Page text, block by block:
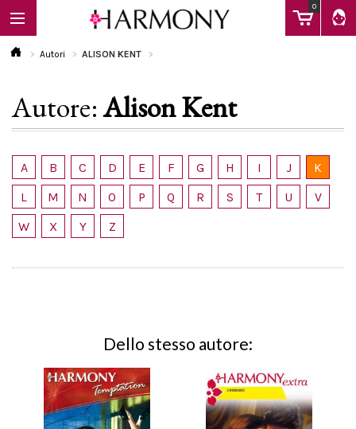
0
EBOOK
LIBRI
Calendario
Autori ALISON KENT
Autore:Alison Kent
A B C D E F G H I J
K
L
M N O P Q R S T U
V
W
X Y Z
Dello stesso autore: